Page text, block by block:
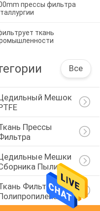
прессы фильтра
ткань
Все
Мешок
Прессы
Мешки
Пыли
Фильтра